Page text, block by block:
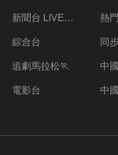
新聞台 LIVE 直播
綜合台
追劇馬拉松🏃
電影台
熱
同
中
中